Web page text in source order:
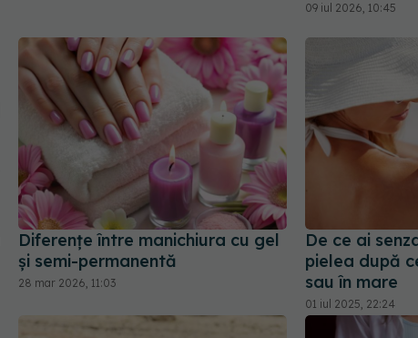
09 iul 2026, 10:45
Diferențe între manichiura cu gel
și semi-permanentă
28 mar 2026, 11:03
De ce ai
pielea după
sau în mare
01 iul 2025, 22:24